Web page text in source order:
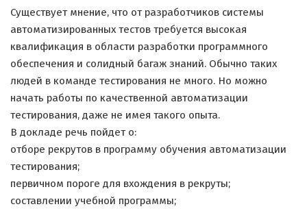
Существует мнение, что от разработчиков системы
автоматизированных тестов требуется высокая
квалификация в области разработки программного
обеспечения и солидный багаж знаний. Обычно таких
людей в команде тестирования не много. Но можно
начать работы по качественной автоматизации
тестирования, даже не имея такого опыта.
В докладе речь пойдет о:
отборе рекрутов в программу обучения автоматизации
тестирования;
первичном пороге для вхождения в рекруты;
составлении учебной программы;